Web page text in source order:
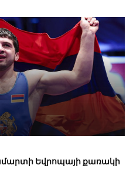
Եվրոպայի քառակի